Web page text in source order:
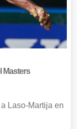
Masters
Laso-Martija en